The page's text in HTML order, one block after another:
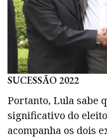
SUCESSÃO 2022
Portanto, Lula sabe
significativo do
acompanha os dois